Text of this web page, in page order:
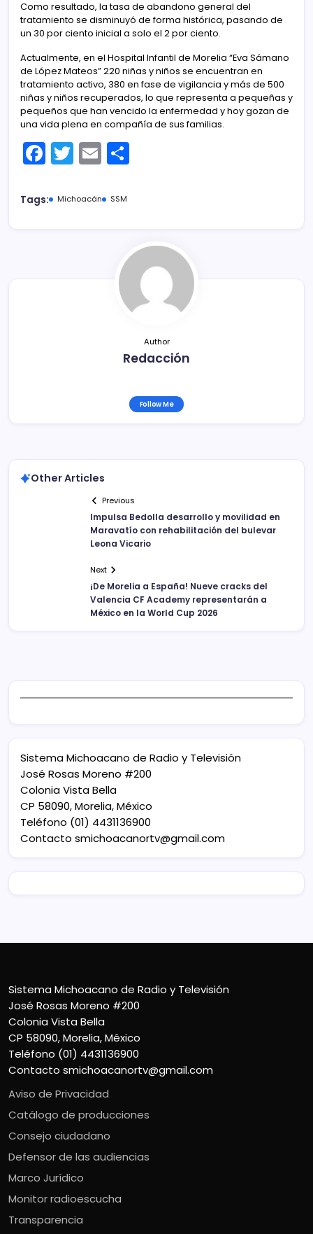
Como resultado, la tasa de abandono general del
tratamiento se disminuyó de forma histórica, pasando de
un 30 por ciento inicial a solo el 2 por ciento.
Actualmente, en el Hospital Infantil de Morelia “Eva Sámano
de López Mateos” 220 niñas y niños se encuentran en
tratamiento activo, 380 en fase de vigilancia y más de 500
niñas y niños recuperados, lo que representa a pequeñas y
pequeños que han vencido la enfermedad y hoy gozan de
una vida plena en compañía de sus familias.
F
a
c
T
w
itt
E
m
ai
ar
tir
Tags: Michoacán SSM
Author
Redacción
Follow Me
Other Articles
Previous
Impulsa Bedolla desarrollo y movilidad en
Maravatío con rehabilitación del bulevar
Leona Vicario
Next
​¡De Morelia a España! Nueve cracks del
Valencia CF Academy representarán a
México en la World Cup 2026
Sistema Michoacano de Radio y Televisión
José Rosas Moreno #200
Colonia Vista Bella
CP 58090, Morelia, México
Teléfono (01) 4431136900
Contacto smichoacanortv@gmail.com
Sistema Michoacano de Radio y Televisión
José Rosas Moreno #200
Colonia Vista Bella
CP 58090, Morelia, México
Teléfono (01) 4431136900
Contacto smichoacanortv@gmail.com
Aviso de Privacidad
Catálogo de producciones
Consejo ciudadano
Defensor de las audiencias
Marco Jurídico
Monitor radioescucha
Transparencia